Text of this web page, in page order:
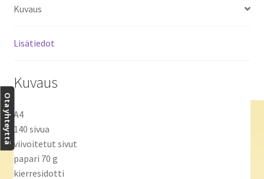
Kuvaus
Lisätiedot
Kuvaus
A4
140 sivua
viivoitetut sivut
papari 70 g
kierresidotti
Ota yhteyttä